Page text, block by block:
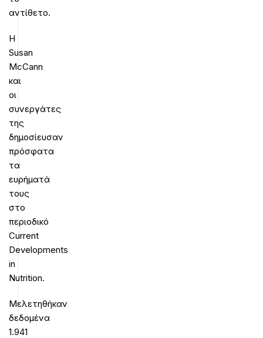
αντίθετο.
Η
Susan
McCann
και
οι
συνεργάτες
της
δημοσίευσαν
πρόσφατα
τα
ευρήματά
τους
στο
περιοδικό
Current
Developments
in
Nutrition.
Μελετηθήκαν
δεδομένα
1.941